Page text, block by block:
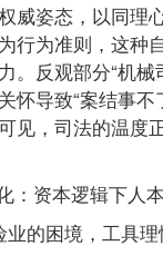
威姿态，以同理
行为准则，这种
。反观部分“机械
怀导致“案结事不
见，司法的温度
：资本逻辑下人
业的困境，工具理